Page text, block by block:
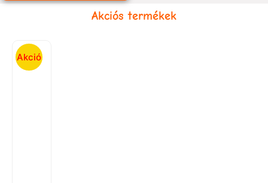
Akciós termékek
Akció